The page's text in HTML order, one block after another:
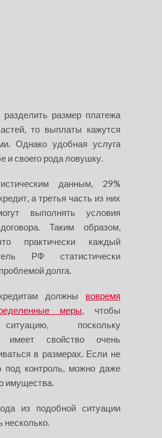
размер платежа
то выплаты кажутся
Однако удобная услуга
и своего рода ловушку.
данным, 29%
а третья часть из них
выполнять условия
Таким образом,
практически каждый
РФ статистически
долга.
должны вовремя
меры, чтобы
поскольку
имеет свойство очень
в размерах. Если не
под контроль, можно даже
имущества.
из подобной ситуации
несколько.